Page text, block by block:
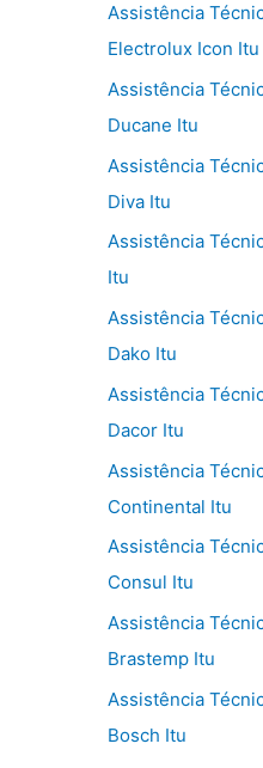
Assistência
Electrolux Icon Itu
Assistência
Ducane Itu
Assistência
Diva Itu
Assistência
Itu
Assistência
Dako Itu
Assistência
Dacor Itu
Assistência
Continental Itu
Assistência
Consul Itu
Assistência
Brastemp Itu
Assistência
Bosch Itu